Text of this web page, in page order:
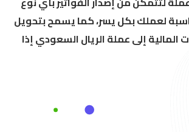
لعملك بكل يسر، كما يسمح بتحويل
المالية إلى عملة الريال السعودي إذا